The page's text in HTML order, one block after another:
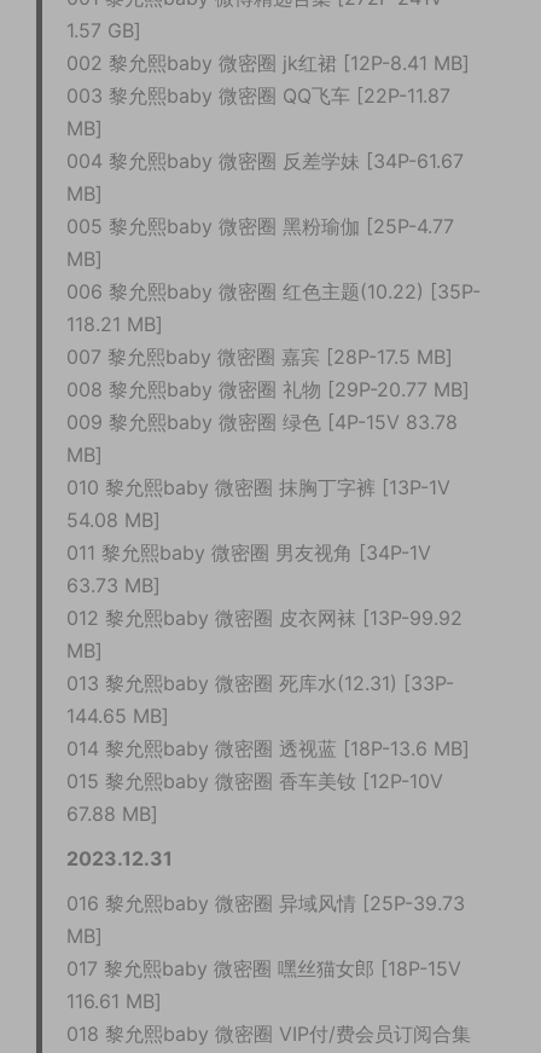
1.57 GB]
002 黎允熙baby 微密圈 jk红裙 [12P-8.41 MB]
003 黎允熙baby 微密圈 QQ飞车 [22P-11.87
MB]
004 黎允熙baby 微密圈 反差学妹 [34P-61.67
MB]
005 黎允熙baby 微密圈 黑粉瑜伽 [25P-4.77
MB]
006 黎允熙baby 微密圈 红色主题(10.22) [35P-
118.21 MB]
007 黎允熙baby 微密圈 嘉宾 [28P-17.5 MB]
008 黎允熙baby 微密圈 礼物 [29P-20.77 MB]
009 黎允熙baby 微密圈 绿色 [4P-15V 83.78
MB]
010 黎允熙baby 微密圈 抹胸丁字裤 [13P-1V
54.08 MB]
011 黎允熙baby 微密圈 男友视角 [34P-1V
63.73 MB]
012 黎允熙baby 微密圈 皮衣网袜 [13P-99.92
MB]
013 黎允熙baby 微密圈 死库水(12.31) [33P-
144.65 MB]
014 黎允熙baby 微密圈 透视蓝 [18P-13.6 MB]
015 黎允熙baby 微密圈 香车美钕 [12P-10V
67.88 MB]
2023.12.31
016 黎允熙baby 微密圈 异域风情 [25P-39.73
MB]
017 黎允熙baby 微密圈 嘿丝猫女郎 [18P-15V
116.61 MB]
018 黎允熙baby 微密圈 VIP付/费会员订阅合集